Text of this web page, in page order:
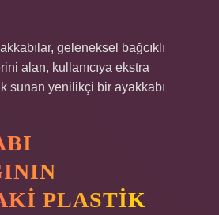
geleneksel bağcıklı
alan, kullanıcıya ekstra
sunan yenilikçi bir ayakkabı
PLASTIK